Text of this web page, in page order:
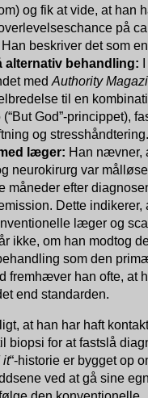
og fik at vide, at han
på
beskriver det som en
alternativ behandling:
medAuthority
til en
(“But God”-princippet),
og stresshåndtering.
læger: Han nævner,
neurokirurg var
måneder efter
Dette indikerer,
læger og
ikke, om han modtog
som den
fremhæver han ofte, at
end standarden.
at han har haft
biopsi for at fastslå
it“-historie er bygget op
ved at gå sine